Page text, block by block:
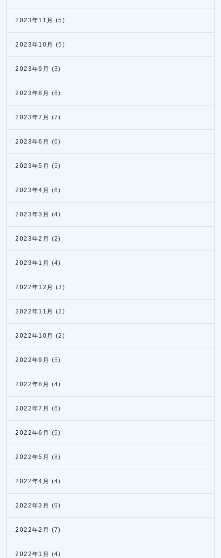
2023年11月 (5)
2023年10月 (5)
2023年9月 (3)
2023年8月 (6)
2023年7月 (7)
2023年6月 (6)
2023年5月 (5)
2023年4月 (6)
2023年3月 (4)
2023年2月 (2)
2023年1月 (4)
2022年12月 (3)
2022年11月 (2)
2022年10月 (2)
2022年9月 (5)
2022年8月 (4)
2022年7月 (6)
2022年6月 (5)
2022年5月 (8)
2022年4月 (4)
2022年3月 (9)
2022年2月 (7)
2022年1月 (4)